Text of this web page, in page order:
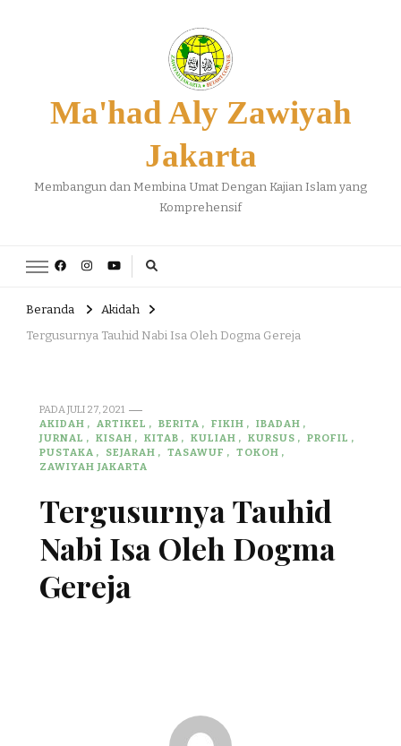
Ma'had Aly Zawiyah
Jakarta
Membangun dan Membina Umat Dengan Kajian Islam yang
Komprehensif
Beranda
Akidah
Tergusurnya Tauhid Nabi Isa Oleh Dogma Gereja
PADAJULI 27, 2021
AKIDAH
ARTIKEL BERITA FIKIH
IBADAH
JURNAL
KISAH KITAB KULIAH KURSUS
PROFIL
PUSTAKA
SEJARAH TASAWUF
TOKOH
ZAWIYAH JAKARTA
Tergusurnya Tauhid
Nabi Isa Oleh Dogma
Gereja